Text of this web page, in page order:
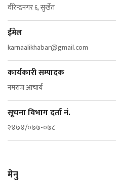
वीरेन्द्रनगर ६, सुर्खेत
ईमेल
karnaalikhabar@gmail.com
कार्यकारी सम्पादक
नमराज आचार्य
सूचना विभाग दर्ता नं.
२४७४/०७७-०७८
मेनु